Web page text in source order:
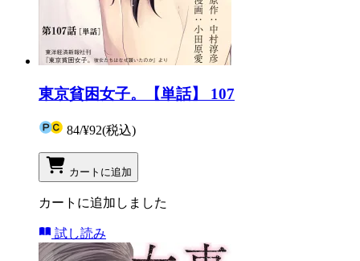
東京貧困女子。【単話】 107
84/¥92(税込)
カートに追加
カートに追加しました
試し読み